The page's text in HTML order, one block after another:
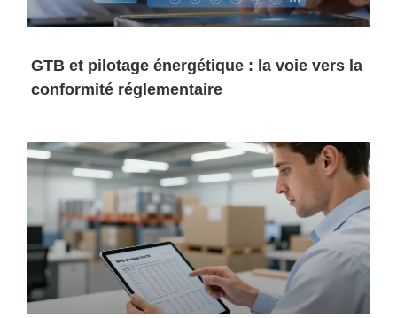
GTB et pilotage énergétique : la voie vers la
conformité réglementaire